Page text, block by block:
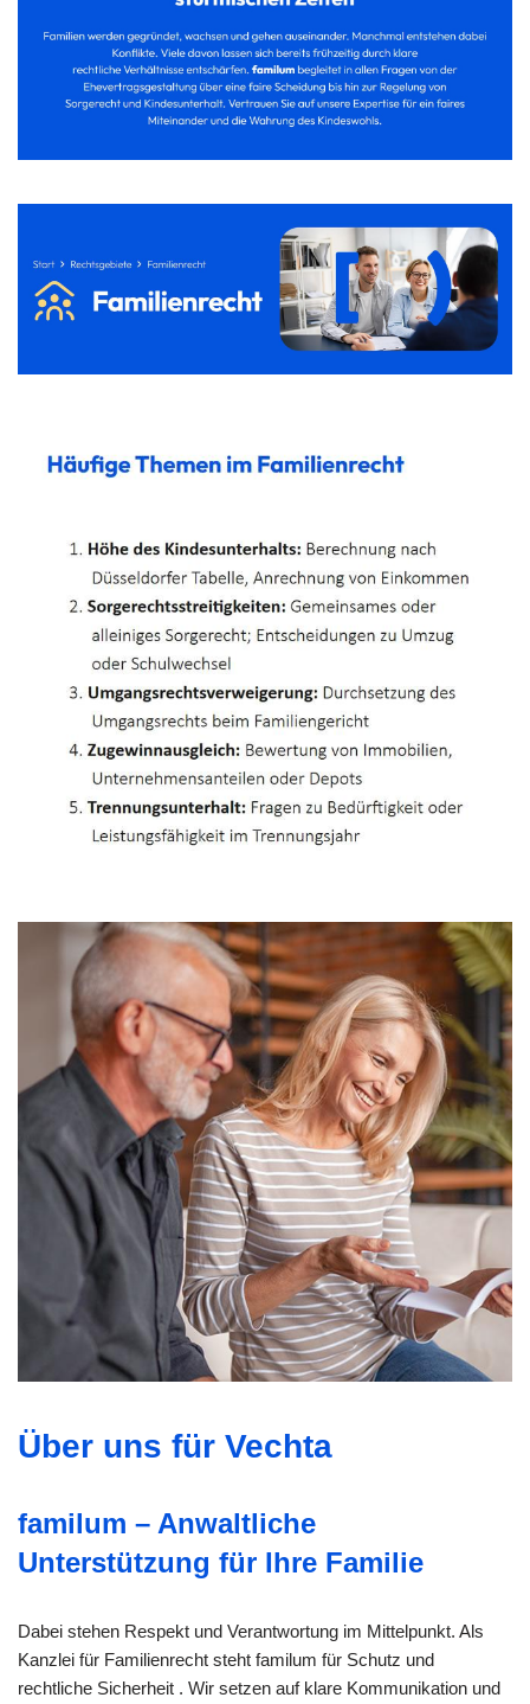
Über uns für Vechta
familum – Anwaltliche
Unterstützung für Ihre Familie
Dabei stehen Respekt und Verantwortung im Mittelpunkt. Als
Kanzlei für Familienrecht steht familum für Schutz und
rechtliche Sicherheit . Wir setzen auf klare Kommunikation und